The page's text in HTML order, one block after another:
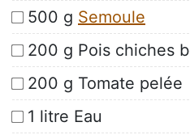
500 g Semoule
200 g Pois chiches
200 g Tomate pelée
1 litre Eau